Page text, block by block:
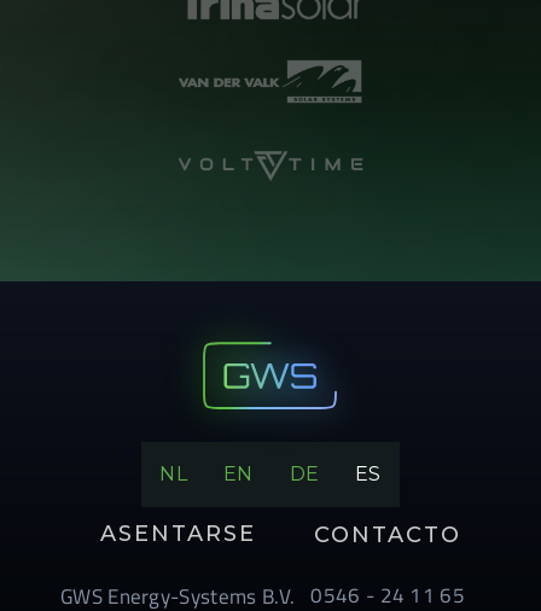
NL EN DE ES
ASENTARSE
GWS Energy-Systems B.V.
CONTACTO
0546 - 24 11 65